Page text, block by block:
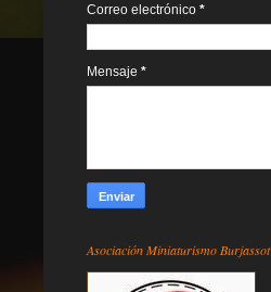
Correo electrónico *
Mensaje *
Asociación Miniaturismo Burjassot